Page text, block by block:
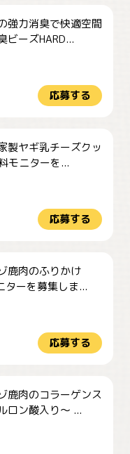
強力消臭で快適空間
ビーズHARD...
応募する
製ヤギ乳チーズクッ
モニターを...
応募する
鹿肉のふりかけ
ターを募集しま...
応募する
鹿肉のコラーゲンス
ロン酸入り～ ...